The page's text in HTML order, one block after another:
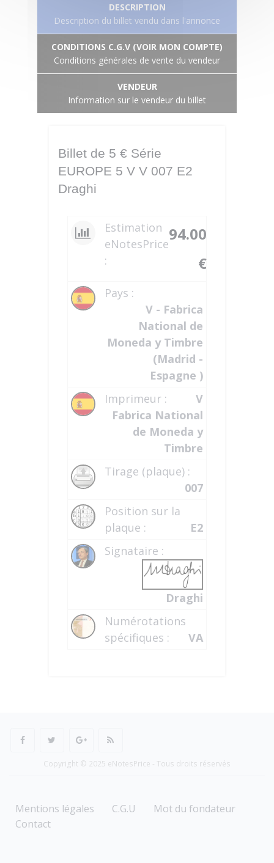
DESCRIPTION
Description du billet vendu dans l'annonce
CONDITIONS C.G.V (VOIR MON COMPTE)
Conditions générales de vente du vendeur
VENDEUR
Information sur le vendeur du billet
Billet de 5 € Série
EUROPE 5 V V 007 E2
Draghi
Estimation
eNotesPrice
:
94.00
€
Pays :
V - Fabrica
National de
Moneda y Timbre
(Madrid -
Espagne )
Imprimeur :
V
Fabrica National
de Moneda y
Timbre
Tirage (plaque) :
007
Position sur la
plaque :
E2
Signataire :
Draghi
Numérotations
spécifiques :
VA
Copyright © 2025 eNotesPrice - Tous droits réservés
Mentions légales C.G.U
Mot du fondateur
Contact